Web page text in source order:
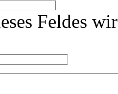
Feldes